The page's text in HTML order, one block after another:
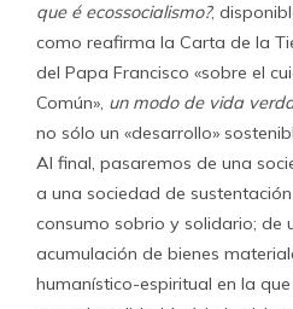
que é ecossocialismo?,
como reafirma la Carta de la
del Papa Francisco «sobre el
Común», un modo de vida
no sólo un «desarrollo»
Al final, pasaremos de una
a una sociedad de
consumo sobrio y solidario; de
acumulación de bienes
humanístico-espiritual en la